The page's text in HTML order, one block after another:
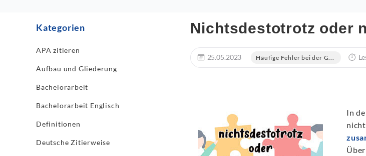
Kategorien
APA zitieren
Aufbau und Gliederung
Bachelorarbeit
Bachelorarbeit Englisch
Definitionen
Deutsche Zitierweise
Nichtsdestotrotz oder
25.05.2023 Häufige Fehler bei der G...
In